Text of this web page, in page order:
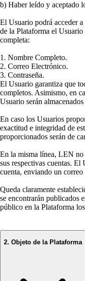
b) Haber leído y aceptado
El Usuario podrá acceder
de la Plataforma el
completa:
1. Nombre Completo.
2. Correo Electrónico.
3. Contraseña.
El Usuario garantiza que
completos. Asimismo, en
Usuario serán
En caso los Usuarios
exactitud e integridad de
proporcionados serán de
En la misma línea, LEN no
sus respectivas cuentas.
cuenta, enviando un
Queda claramente
se encontrarán publicados
público en la Plataforma
2. Objeto de la Plataforma